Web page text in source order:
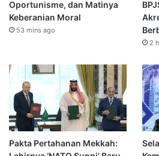
Oportunisme, dan Matinya
Keberanian Moral
53 mins ago
2
Pakta Pertahanan Mekkah: